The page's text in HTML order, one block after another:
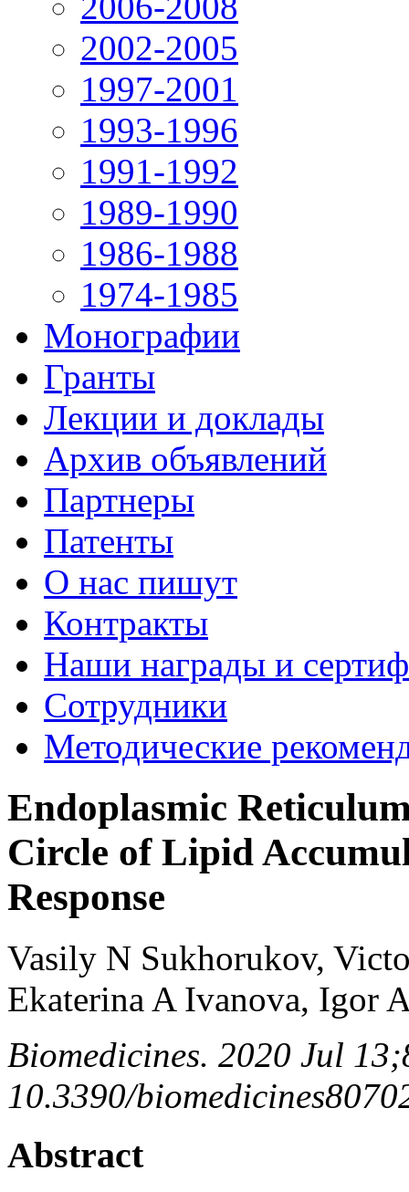
2002-2005
1997-2001
1993-1996
1991-1992
1989-1990
1986-1988
1974-1985
Монографии
Гранты
Лекции и доклады
Архив объявлений
Партнеры
Патенты
О нас пишут
Контракты
Наши награды и
Сотрудники
Методические
Endoplasmic
Circle of Lipid
Response
Vasily N Sukhorukov,
Ekaterina A Ivanova, Igor
Biomedicines. 2020 Jul
10.3390/
Abstract